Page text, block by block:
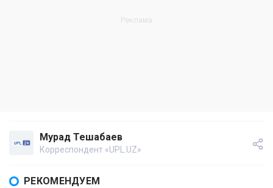
Мурад Тешабаев
Корреспондент «UPL.UZ»
РЕКОМЕНДУЕМ